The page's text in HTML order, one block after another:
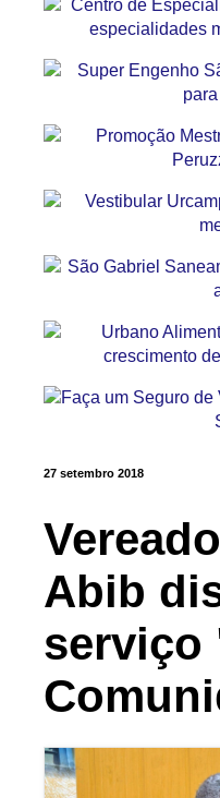
27 setembro 2018
Abib
serviço